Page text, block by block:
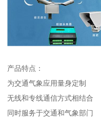
产品特点：
为交通气象应用量身定制
无线和专线通信方式相结合
同时服务于交通和气象部门